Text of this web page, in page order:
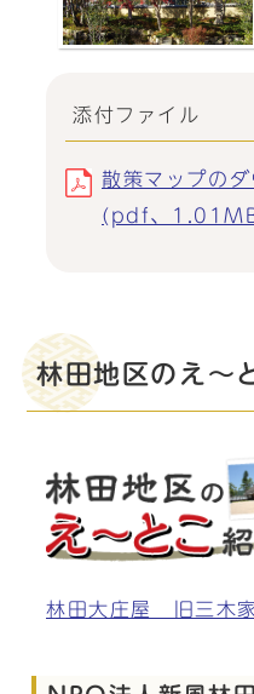
添付ファイル
散策マップの
(pdf、
林田地区のえ～
林田大庄屋 旧三木